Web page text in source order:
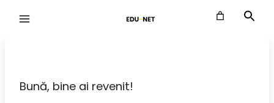
Bună, bine ai revenit!